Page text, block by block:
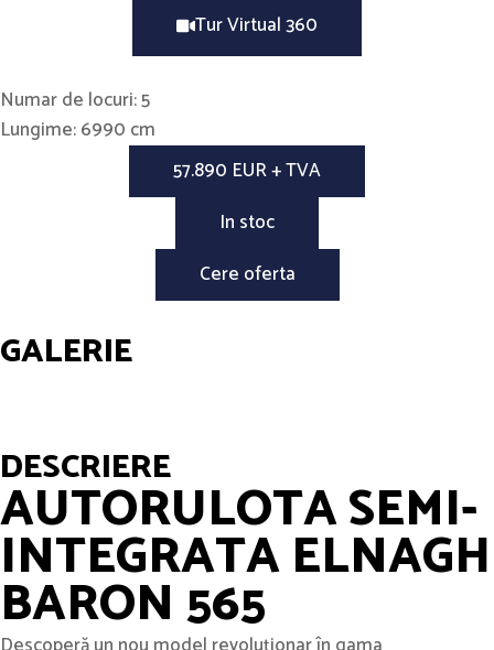
Tur Virtual 360
Numar de locuri: 5
Lungime: 6990 cm
57.890 EUR + TVA
In stoc
Cere oferta
GALERIE
DESCRIERE
AUTORULOTA SEMI-
INTEGRATA ELNAGH
BARON 565